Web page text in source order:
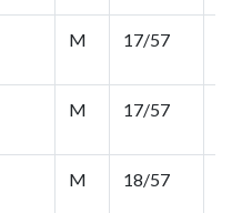
M 17/57
M 17/57
M 18/57